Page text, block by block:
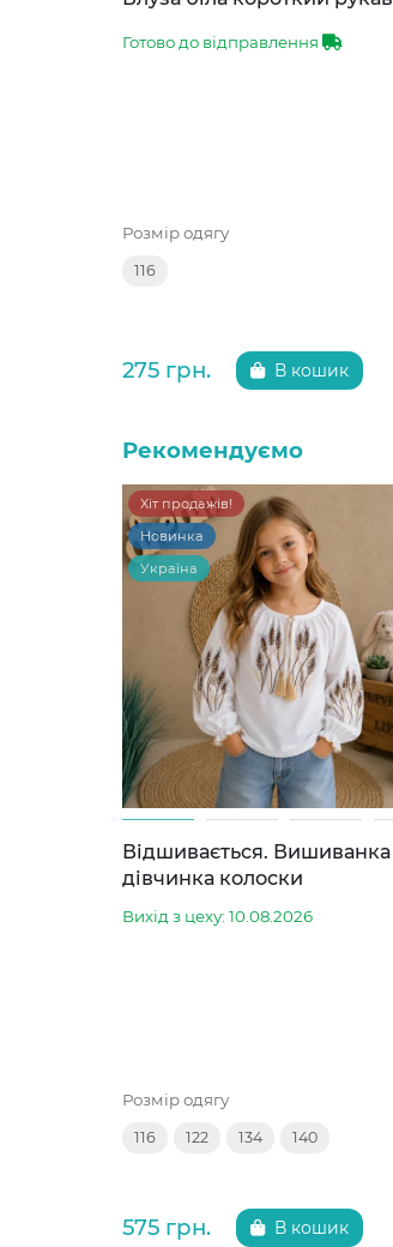
Готово до відправлення
Розмір одягу
116
275 грн. В кошик
Рекомендуємо
Хіт продажів!
Новинка
Україна
Відшивається. Вишиванка
дівчинка колоски
Вихід з цеху: 10.08.2026
Розмір одягу
116 122 134 140
575 грн. В кошик